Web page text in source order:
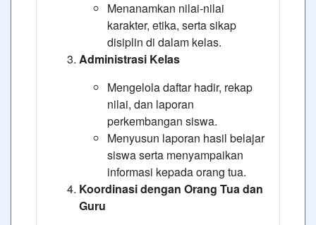
Menanamkan nilai-nilai
karakter, etika, serta sikap
disiplin di dalam kelas.
Administrasi Kelas
Mengelola daftar hadir, rekap
nilai, dan laporan
perkembangan siswa.
Menyusun laporan hasil belajar
siswa serta menyampaikan
informasi kepada orang tua.
Koordinasi dengan Orang Tua dan
Guru